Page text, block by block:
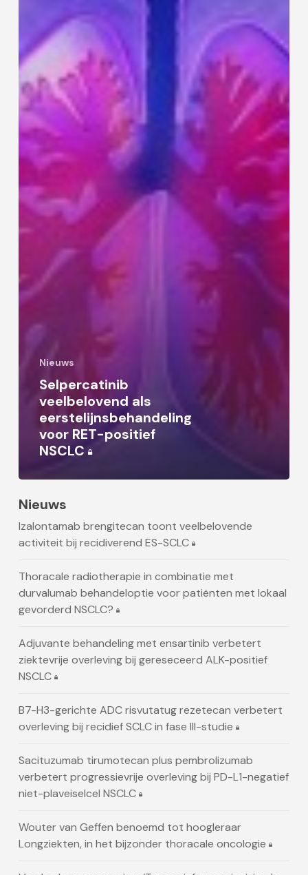
Nieuws
Selpercatinib
veelbelovend als
eerstelijnsbehandeling
voor RET-positief
NSCLC
Nieuws
Izalontamab brengitecan toont veelbelovende
activiteit bij recidiverend ES-SCLC
Thoracale radiotherapie in combinatie met
durvalumab behandeloptie voor patiënten met lokaal
gevorderd NSCLC?
Adjuvante behandeling met ensartinib verbetert
ziektevrije overleving bij gereseceerd ALK-positief
NSCLC
B7-H3-gerichte ADC risvutatug rezetecan verbetert
overleving bij recidief SCLC in fase III-studie
Sacituzumab tirumotecan plus pembrolizumab
verbetert progressievrije overleving bij PD-L1-negatief
niet-plaveiselcel NSCLC
Wouter van Geffen benoemd tot hoogleraar
Longziekten, in het bijzonder thoracale oncologie